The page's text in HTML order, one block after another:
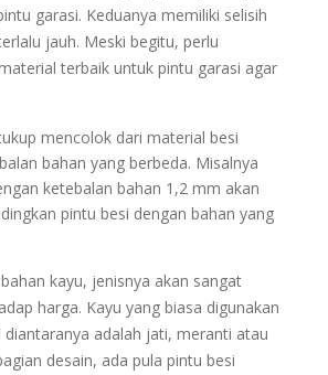
garasi. Keduanya memiliki selisih
jauh. Meski begitu, perlu
terbaik untuk pintu garasi agar
mencolok dari material besi
bahan yang berbeda. Misalnya
ketebalan bahan 1,2 mm akan
pintu besi dengan bahan yang
kayu, jenisnya akan sangat
harga. Kayu yang biasa digunakan
adalah jati, meranti atau
desain, ada pula pintu besi